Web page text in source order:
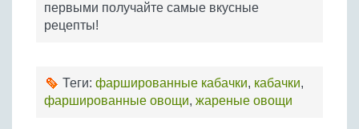
первыми получайте самые вкусные
рецепты!
Теги: фаршированные кабачки, кабачки,
фаршированные овощи, жареные овощи